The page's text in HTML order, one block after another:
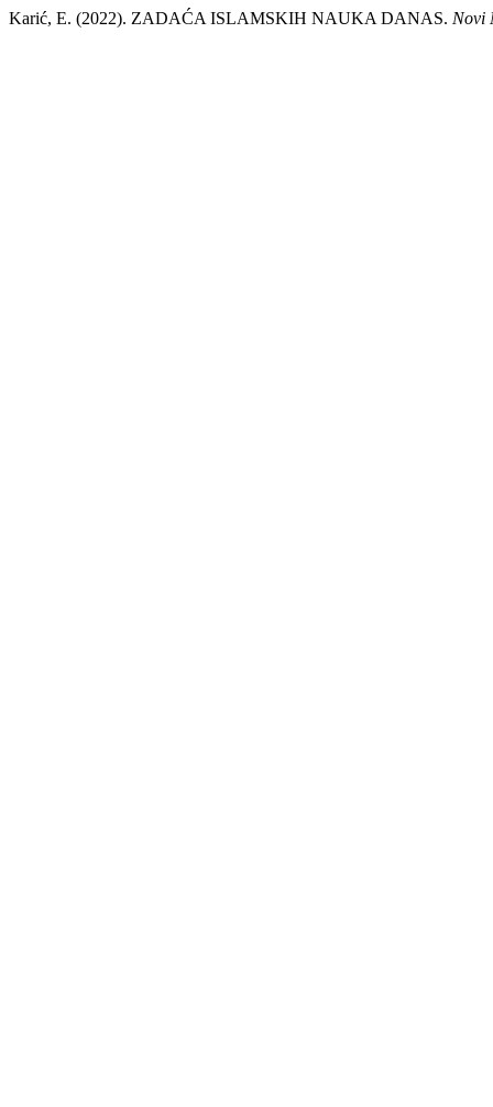
Karić, E. (2022). ZADAĆA ISLAMSKIH NAUKA DANAS. Novi